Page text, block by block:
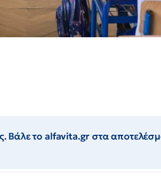
Βάλε το alfavita.gr στα